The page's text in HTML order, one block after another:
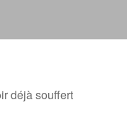
déjà souffert